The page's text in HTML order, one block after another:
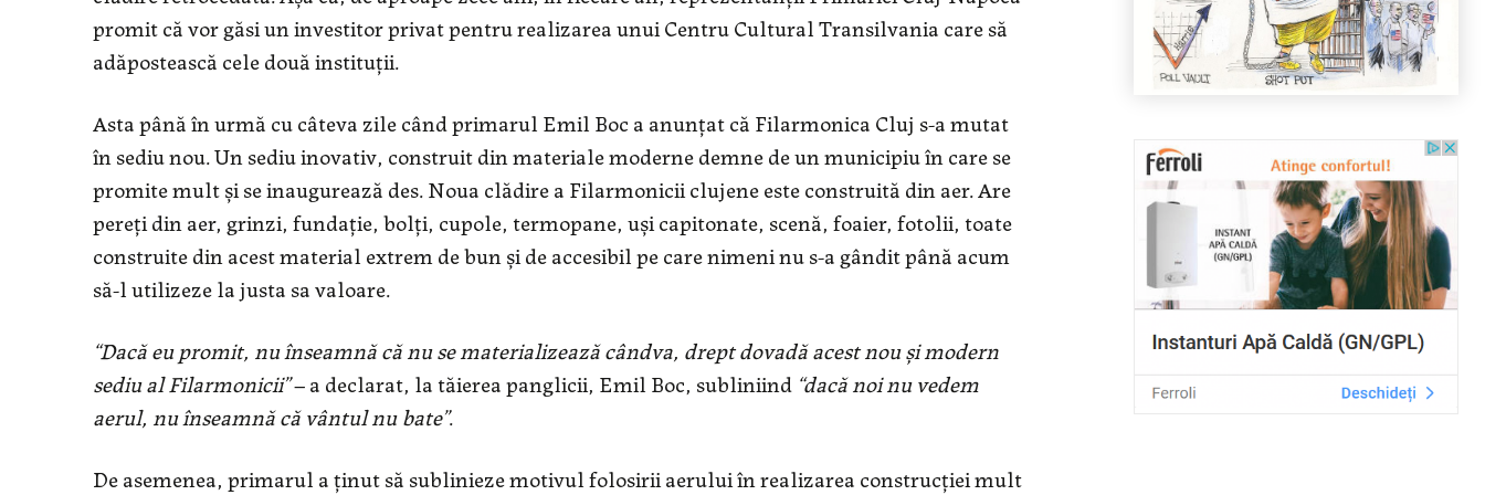
promit că vor găsi un investitor privat pentru realizarea unui Centru Cultural Transilvania care să
adăpostească cele două instituții.
Asta până în urmă cu câteva zile când primarul Emil Boc a anunțat că Filarmonica Cluj s-a mutat
în sediu nou. Un sediu inovativ, construit din materiale moderne demne de un municipiu în care se
promite mult și se inaugurează des. Noua clădire a Filarmonicii clujene este construită din aer. Are
pereți din aer, grinzi, fundație, bolți, cupole, termopane, uși capitonate, scenă, foaier, fotolii, toate
construite din acest material extrem de bun și de accesibil pe care nimeni nu s-a gândit până acum
să-l utilizeze la justa sa valoare.
“Dacă eu promit, nu înseamnă că nu se materializează cândva, drept dovadă acest nou și modern
sediu al Filarmonicii”– a declarat, la tăierea panglicii, Emil Boc, subliniind “dacă noi nu vedem
aerul, nu înseamnă că vântul nu bate”.
De asemenea, primarul a ținut să sublinieze motivul folosirii aerului în realizarea construcției mult